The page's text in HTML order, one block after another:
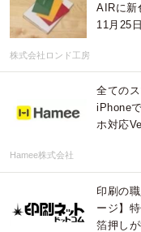
AIRに新
11月25
株式会社ロンド工房
全ての
iPhone
ホ対応
Hamee株式会社
印刷の
ージ】
箔押し